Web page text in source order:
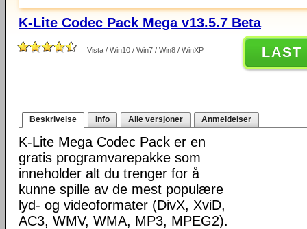
K-Lite Codec Pack Mega v13.5.7 Beta
Vista / Win10 / Win7 / Win8 / WinXP LAST
Beskrivelse Info Alle versjoner Anmeldelser
K-Lite Mega Codec Pack er en
gratis programvarepakke som
inneholder alt du trenger for å
kunne spille av de mest populære
lyd- og videoformater (DivX, XviD,
AC3, WMV, WMA, MP3, MPEG2).